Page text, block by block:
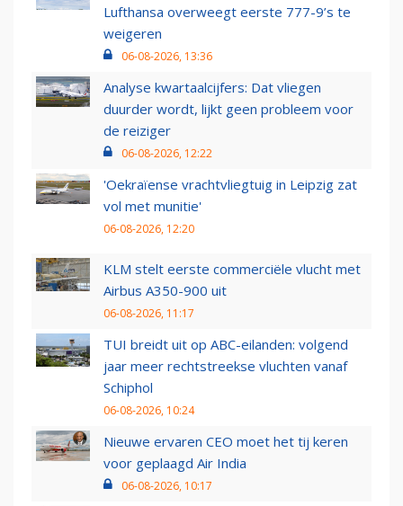
Lufthansa overweegt eerste 777-9’s te
weigeren
06-08-2026, 13:36
Analyse kwartaalcijfers: Dat vliegen
duurder wordt, lijkt geen probleem voor
de reiziger
06-08-2026, 12:22
'Oekraïense vrachtvliegtuig in Leipzig zat
vol met munitie'
06-08-2026, 12:20
KLM stelt eerste commerciële vlucht met
Airbus A350-900 uit
06-08-2026, 11:17
TUI breidt uit op ABC-eilanden: volgend
jaar meer rechtstreekse vluchten vanaf
Schiphol
06-08-2026, 10:24
Nieuwe ervaren CEO moet het tij keren
voor geplaagd Air India
06-08-2026, 10:17